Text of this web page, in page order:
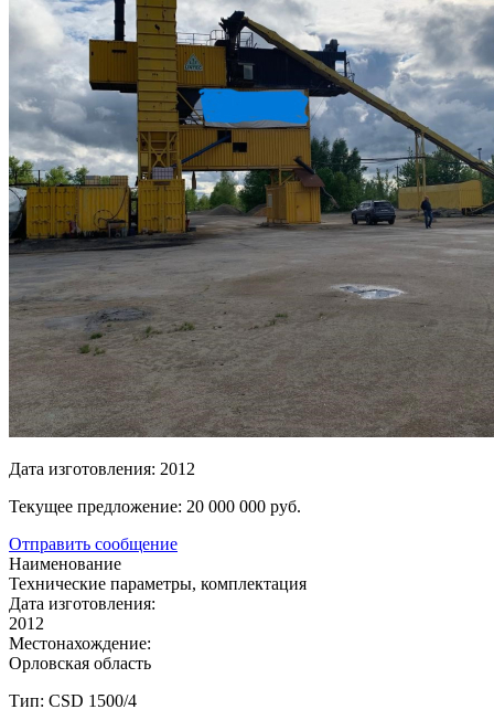
Дата изготовления: 2012
Текущее предложение: 20 000 000 pуб.
Отправить сообщение
Наименование
Технические параметры, комплектация
Дата изготовления:
2012
Местонахождение:
Орловская область
Тип: CSD 1500/4